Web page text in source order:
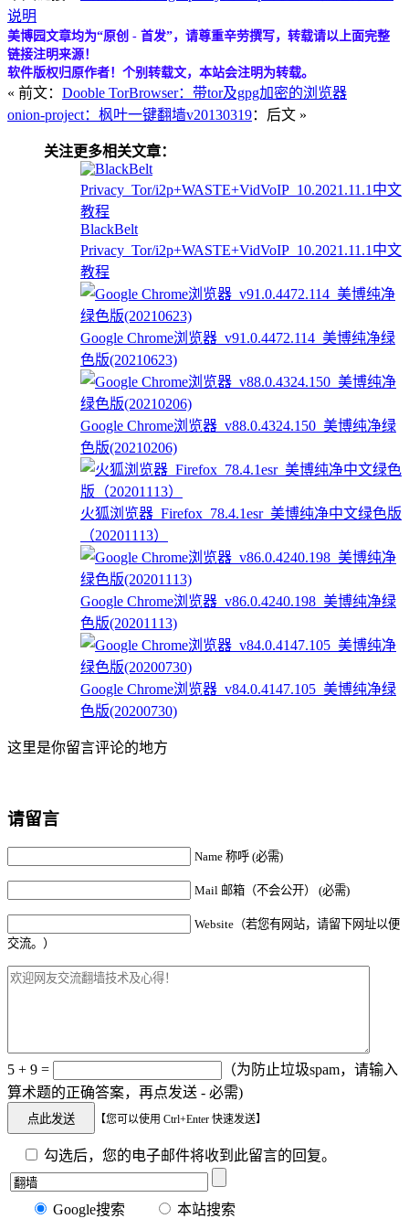
说明
美博园文章均为“原创 - 首发”，请尊重辛劳撰写，转载请以上面完整
链接注明来源！
软件版权归原作者！个别转载文，本站会注明为转载。
« 前文： Dooble TorBrowser：带tor及gpg加密的浏览器
onion-project：枫叶一键翻墙v20130319：后文 »
关注更多相关文章：
BlackBelt
Privacy_Tor/i2p+WASTE+VidVoIP_10.2021.11.1中文
教程
Google Chrome浏览器_v91.0.4472.114_美博纯净绿
色版(20210623)
Google Chrome浏览器_v88.0.4324.150_美博纯净绿
色版(20210206)
火狐浏览器_Firefox_78.4.1esr_美博纯净中文绿色版
（20201113）
Google Chrome浏览器_v86.0.4240.198_美博纯净绿
色版(20201113)
Google Chrome浏览器_v84.0.4147.105_美博纯净绿
色版(20200730)
这里是你留言评论的地方
请留言
Name 称呼 (必需)
Mail 邮箱（不会公开） (必需)
Website（若您有网站，请留下网址以便
交流。）
5 + 9 =
（为防止垃圾spam，请输入
算术题的正确答案，再点发送 - 必需)
【您可以使用 Ctrl+Enter 快速发送】
勾选后，您的电子邮件将收到此留言的回复。
Google搜索 本站搜索